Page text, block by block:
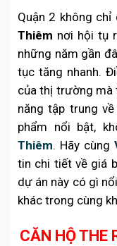
Quận 2 không
Thiêm nơi hội tụ
những năm gần
tục tăng nhanh.
của thị trường mà
năng tập trung
phẩm nổi bật,
Thiêm. Hãy cùng
tin chi tiết về giá
dự án này có gì
khác trong cùng
CĂN HỘ THE